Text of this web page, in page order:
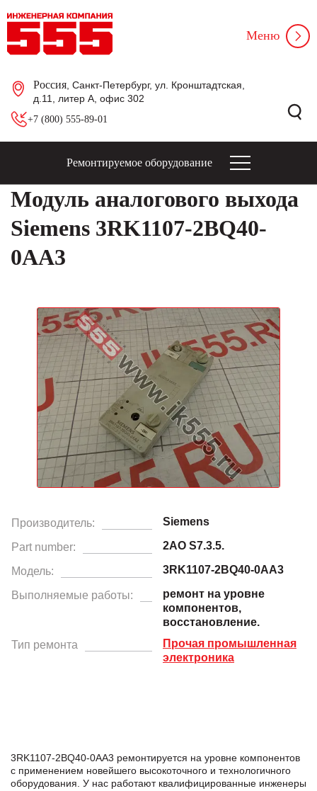
Россия , Санкт-Петербург, ул. Кронштадтская,
д.11, литер А, офис 302
+7 (800) 555-89-01
Меню
Ремонтируемое оборудование
Модуль аналогового выхода
Siemens 3RK1107-2BQ40-
0AA3
Производитель: Siemens
Part number: 2AO S7.3.5.
Модель: 3RK1107-2BQ40-0AA3
Выполняемые работы:
ремонт на уровне
компонентов,
восстановление.
Тип ремонта
Прочая промышленная
электроника
3RK1107-2BQ40-0AA3 ремонтируется на уровне компонентов
с применением новейшего высокоточного и технологичного
оборудования. У нас работают квалифицированные инженеры